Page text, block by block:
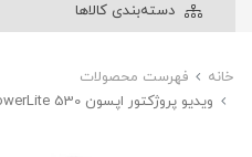
دسته‌بندی کالاها
خانه
فهرست محصولات
ویدیو پروژکتور اپسون Epson PowerLite 530